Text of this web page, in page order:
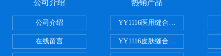
公司介绍
公司介绍
在线留言
热销产品
YY1116医用缝合线线径试验仪
YY1116皮肤缝合线线径测量仪